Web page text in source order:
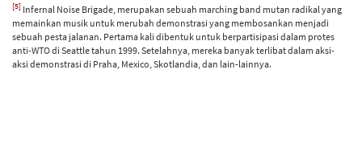
[5] Infernal Noise Brigade, merupakan sebuah marching band mutan radikal yang
memainkan musik untuk merubah demonstrasi yang membosankan menjadi
sebuah pesta jalanan. Pertama kali dibentuk untuk berpartisipasi dalam protes
anti-WTO di Seattle tahun 1999. Setelahnya, mereka banyak terlibat dalam aksi-
aksi demonstrasi di Praha, Mexico, Skotlandia, dan lain-lainnya.